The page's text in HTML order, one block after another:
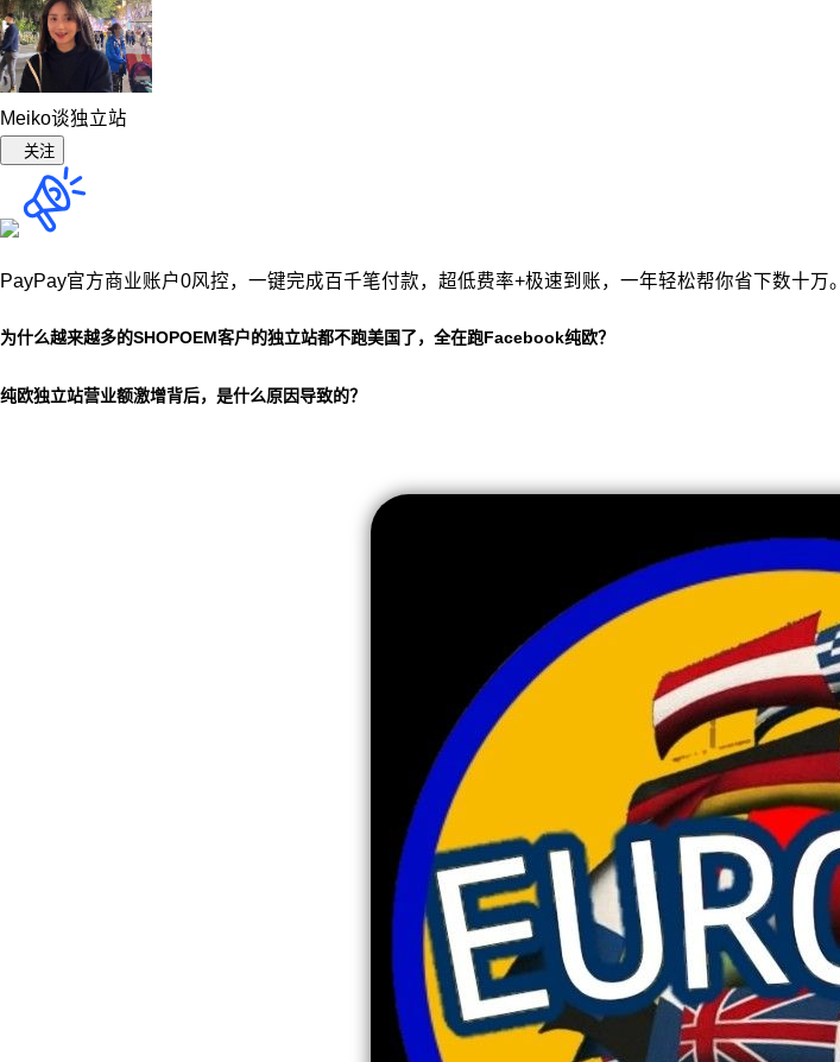
Meiko谈独立站
关注
PayPay官方商业账户0风控， 一键完成百千笔付款，超低费率+极速到账，一年轻松帮你省下数十万。
为什么越来越多的SHOPOEM客户的独立站都不跑美国了，全在跑Facebook纯欧？
纯欧独立站营业额激增背后，是什么原因导致的？